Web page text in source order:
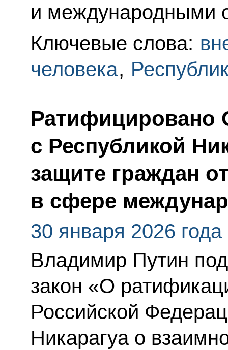
и международными
Ключевые слова:
человека,
Ратифицировано
с Республикой
защите граждан
в сфере
30 января 2026 года
Владимир Путин
закон «О
Российской
Никарагуа о